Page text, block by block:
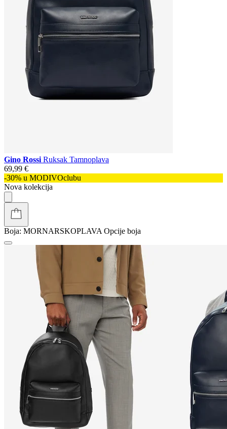
Gino Rossi Ruksak Tamnoplava
69,99 €
-30% u MODIVOclubu
Nova kolekcija
Boja: MORNARSKOPLAVA Opcije boja